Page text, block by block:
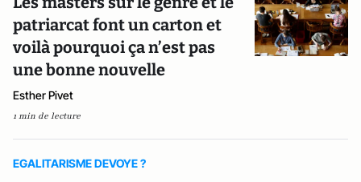
patriarcat font un carton et
voilà pourquoi ça n’est pas
une bonne nouvelle
Esther Pivet
1 min de lecture
EGALITARISME DEVOYE ?